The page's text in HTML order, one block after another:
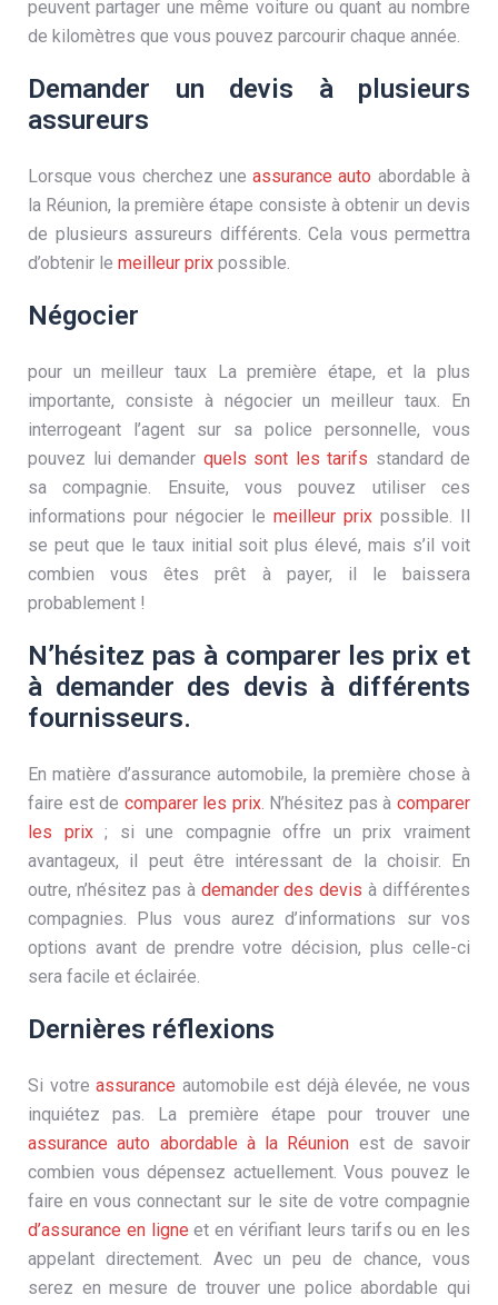
peuvent partager une même voiture ou quant au nombre
de kilomètres que vous pouvez parcourir chaque année.
Demander un devis à plusieurs
assureurs
Lorsque vous cherchez uneassurance auto abordable à
la Réunion, la première étape consiste à obtenir un devis
de plusieurs assureurs différents. Cela vous permettra
d’obtenir le meilleur prix possible.
Négocier
pour un meilleur taux La première étape, et la plus
importante, consiste à négocier un meilleur taux. En
interrogeant l’agent sur sa police personnelle, vous
pouvez lui demander quels sont les tarifs standard de
sa compagnie. Ensuite, vous pouvez utiliser ces
informations pour négocier le meilleur prix possible. Il
se peut que le taux initial soit plus élevé, mais s’il voit
combien vous êtes prêt à payer, il le baissera
probablement !
N’hésitez pas à comparer les prix et
à demander des devis à différents
fournisseurs.
En matière d’assurance automobile, la première chose à
faire est de comparer les prix. N’hésitez pas àcomparer
les prix; si une compagnie offre un prix vraiment
avantageux, il peut être intéressant de la choisir. En
outre, n’hésitez pas à demander des devis à différentes
compagnies. Plus vous aurez d’informations sur vos
options avant de prendre votre décision, plus celle-ci
sera facile et éclairée.
Dernières réflexions
Si votre assurance automobile est déjà élevée, ne vous
inquiétez pas. La première étape pour trouver une
assurance auto abordable à la Réunion est de savoir
combien vous dépensez actuellement. Vous pouvez le
faire en vous connectant sur le site de votre compagnie
d’assurance en ligne et en vérifiant leurs tarifs ou en les
appelant directement. Avec un peu de chance, vous
serez en mesure de trouver une police abordable qui